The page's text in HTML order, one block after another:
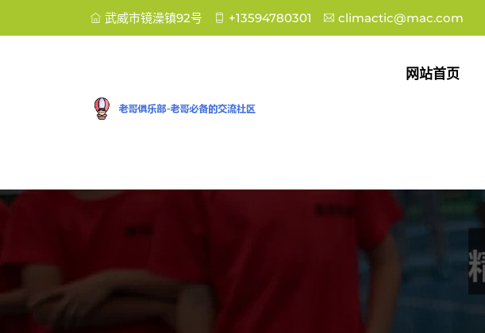
武威市镜澡镇92号 +13594780301 climactic@mac.com
网站首页